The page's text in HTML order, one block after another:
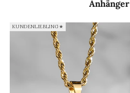
Anhänger
KUNDENLIEBLING★